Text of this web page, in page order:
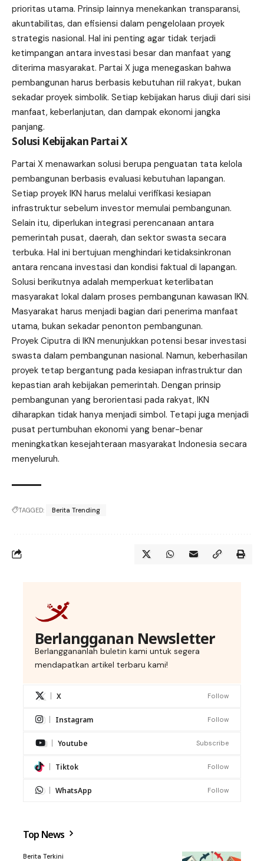
prioritas utama. Prinsip lainnya menekankan transparansi,
akuntabilitas, dan efisiensi dalam pengelolaan proyek
strategis nasional. Hal ini penting agar tidak terjadi
ketimpangan antara investasi besar dan manfaat yang
diterima masyarakat. Partai X juga menegaskan bahwa
pembangunan harus berbasis kebutuhan riil rakyat, bukan
sekadar proyek simbolik. Setiap kebijakan harus diuji dari sisi
manfaat, keberlanjutan, dan dampak ekonomi jangka
panjang.
Solusi Kebijakan Partai X
Partai X menawarkan solusi berupa penguatan tata kelola
pembangunan berbasis evaluasi kebutuhan lapangan.
Setiap proyek IKN harus melalui verifikasi kesiapan
infrastruktur sebelum investor memulai pembangunan.
Selain itu, diperlukan integrasi perencanaan antara
pemerintah pusat, daerah, dan sektor swasta secara
terbuka. Hal ini bertujuan menghindari ketidaksinkronan
antara rencana investasi dan kondisi faktual di lapangan.
Solusi berikutnya adalah memperkuat keterlibatan
masyarakat lokal dalam proses pembangunan kawasan IKN.
Masyarakat harus menjadi bagian dari penerima manfaat
utama, bukan sekadar penonton pembangunan.
Proyek Ciputra di IKN menunjukkan potensi besar investasi
swasta dalam pembangunan nasional. Namun, keberhasilan
proyek tetap bergantung pada kesiapan infrastruktur dan
kepastian arah kebijakan pemerintah. Dengan prinsip
pembangunan yang berorientasi pada rakyat, IKN
diharapkan tidak hanya menjadi simbol. Tetapi juga menjadi
pusat pertumbuhan ekonomi yang benar-benar
meningkatkan kesejahteraan masyarakat Indonesia secara
menyeluruh.
TAGGED: Berita Trending
Berlangganan Newsletter
Berlanggananlah buletin kami untuk segera
mendapatkan artikel terbaru kami!
X Follow
Instagram Follow
Youtube Subscribe
Tiktok Follow
WhatsApp Follow
Top News
Berita Terkini